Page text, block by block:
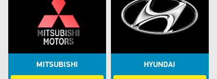
MITSUBISHI HYUNDAI